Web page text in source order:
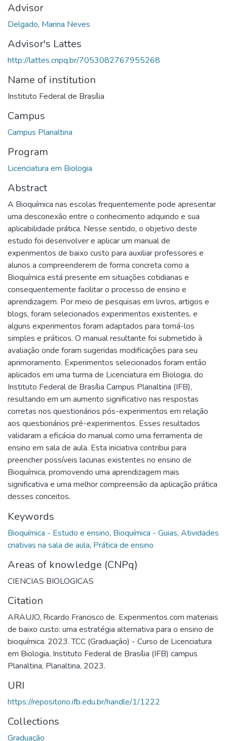
Advisor
Delgado, Marina Neves
Advisor's Lattes
http://lattes.cnpq.br/7053082767955268
Name of institution
Instituto Federal de Brasília
Campus
Campus Planaltina
Program
Licenciatura em Biologia
Abstract
A Bioquímica nas escolas frequentemente pode apresentar
uma desconexão entre o conhecimento adquirido e sua
aplicabilidade prática. Nesse sentido, o objetivo deste
estudo foi desenvolver e aplicar um manual de
experimentos de baixo custo para auxiliar professores e
alunos a compreenderem de forma concreta como a
Bioquímica está presente em situações cotidianas e
consequentemente facilitar o processo de ensino e
aprendizagem. Por meio de pesquisas em livros, artigos e
blogs, foram selecionados experimentos existentes, e
alguns experimentos foram adaptados para torná-los
simples e práticos. O manual resultante foi submetido à
avaliação onde foram sugeridas modificações para seu
aprimoramento. Experimentos selecionados foram então
aplicados em uma turma de Licenciatura em Biologia, do
Instituto Federal de Brasília Campus Planaltina (IFB),
resultando em um aumento significativo nas respostas
corretas nos questionários pós-experimentos em relação
aos questionários pré-experimentos. Esses resultados
validaram a eficácia do manual como uma ferramenta de
ensino em sala de aula. Esta iniciativa contribui para
preencher possíveis lacunas existentes no ensino de
Bioquímica, promovendo uma aprendizagem mais
significativa e uma melhor compreensão da aplicação prática
desses conceitos.
Keywords
Bioquímica - Estudo e ensino, Bioquímica - Guias, Atividades
criativas na sala de aula, Prática de ensino
Areas of knowledge (CNPq)
CIENCIAS BIOLOGICAS
Citation
ARAUJO, Ricardo Francisco de. Experimentos com materiais
de baixo custo: uma estratégia alternativa para o ensino de
bioquímica. 2023. TCC (Graduação) - Curso de Licenciatura
em Biologia, Instituto Federal de Brasília (IFB) campus
Planaltina, Planaltina, 2023.
URI
https://repositorio.ifb.edu.br/handle/1/1222
Collections
Graduação